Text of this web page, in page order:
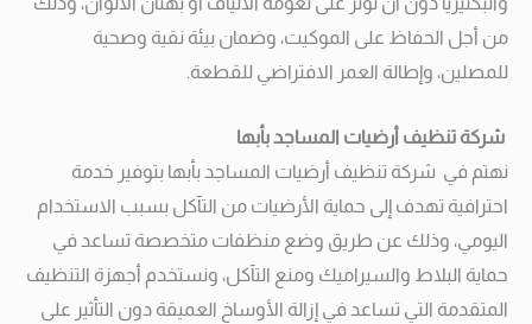
من أجل الحفاظ على الموكيت، وضمان بيئة نقية وصحية
للمصلين، وإطالة العمر الافتراضي للقطعة.
شركة تنظيف أرضيات المساجد بأبها
نهتم في شركة تنظيف أرضيات المساجد بأبها بتوفير خدمة
احترافية تهدف إلى حماية الأرضيات من التآكل بسبب الاستخدام
اليومي، وذلك عن طريق وضع منظفات متخصصة تساعد في
حماية البلاط والسيراميك ومنع التآكل، ونستخدم أجهزة التنظيف
المتقدمة التي تساعد في إزالة الأوساخ العميقة دون التأثير على